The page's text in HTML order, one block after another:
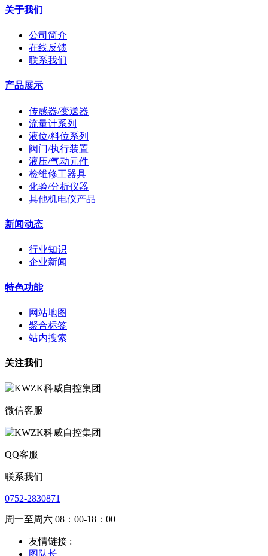
关于我们
公司简介
在线反馈
联系我们
产品展示
传感器/变送器
流量计系列
液位/料位系列
阀门/执行装置
液压/气动元件
检维修工器具
化验/分析仪器
其他机电仪产品
新闻动态
行业知识
企业新闻
特色功能
网站地图
聚合标签
站内搜索
关注我们
微信客服
QQ客服
联系我们
0752-2830871
周一至周六 08：00-18：00
友情链接 :